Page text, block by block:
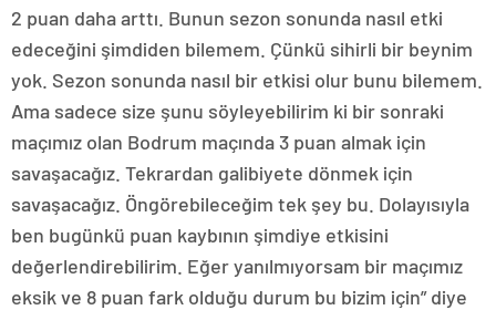
2 puan daha arttı. Bunun sezon sonunda nasıl etki
edeceğini şimdiden bilemem. Çünkü sihirli bir beynim
yok. Sezon sonunda nasıl bir etkisi olur bunu bilemem.
Ama sadece size şunu söyleyebilirim ki bir sonraki
maçımız olan Bodrum maçında 3 puan almak için
savaşacağız. Tekrardan galibiyete dönmek için
savaşacağız. Öngörebileceğim tek şey bu. Dolayısıyla
ben bugünkü puan kaybının şimdiye etkisini
değerlendirebilirim. Eğer yanılmıyorsam bir maçımız
eksik ve 8 puan fark olduğu durum bu bizim için” diye